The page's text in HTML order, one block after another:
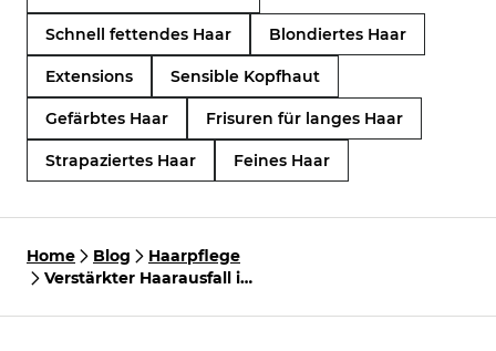
Schnell fettendes Haar Blondiertes Haar
Extensions Sensible Kopfhaut
Gefärbtes Haar Frisuren für langes Haar
Strapaziertes Haar Feines Haar
Home Blog
Haarpflege
Verstärkter Haarausfall im